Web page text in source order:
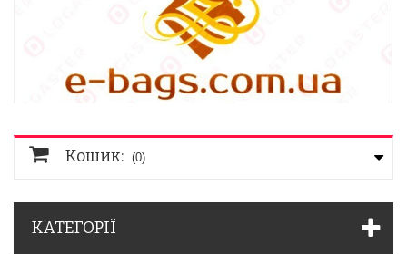
Кошик: (0)
КАТЕГОРІЇ